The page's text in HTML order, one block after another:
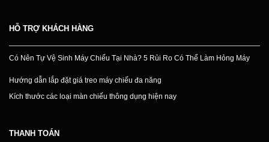
HỖ TRỢ KHÁCH HÀNG
Có Nên Tự Vệ Sinh Máy Chiếu Tại Nhà? 5 Rủi Ro Có Thể Làm Hỏng Máy
Hướng dẫn lắp đặt giá treo máy chiếu đa năng
Kích thước các loại màn chiếu thông dụng hiện nay
THANH TOÁN